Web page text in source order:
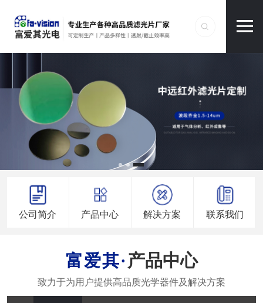
公司简介 产品中心 解决方案 联系我们
产品中心